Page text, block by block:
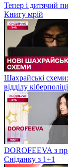
Тепер і дитячий
Книгу мрій
Шахрайські
відділу
DOROFEEVA з
Сніданку з 1+1